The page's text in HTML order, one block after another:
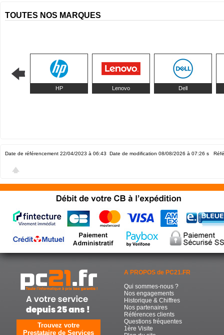
TOUTES NOS MARQUES
HP Lenovo Dell
Date de référencement 22/04/2023 à 06:43 Date de modification 08/08/2026 à 07:26 s
Trouvez votre
Prestataire de Services
A PROPOS de PC21.FR
Qui sommes-nous ?
Nos engagements
Historique & Chiffres
Nos partenaires
Références clients
Questions fréquentes
1ère Visite